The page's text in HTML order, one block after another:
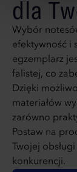
dla
Wybór
efektywność i
egzemplarz
falistej, co
Dzięki
materiałów
zarówno
Postaw na
Twojej
konkurencji.